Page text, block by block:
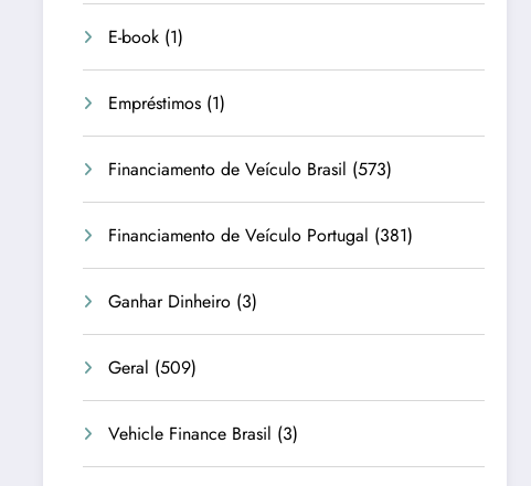
E-book (1)
Empréstimos (1)
Financiamento de Veículo Brasil (573)
Financiamento de Veículo Portugal (381)
Ganhar Dinheiro (3)
Geral (509)
Vehicle Finance Brasil (3)